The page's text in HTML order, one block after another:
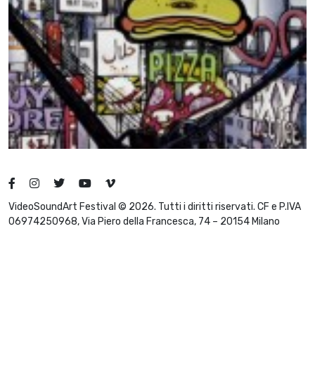
VideoSoundArt Festival © 2026. Tutti i diritti riservati. CF e P.IVA
06974250968, Via Piero della Francesca, 74 – 20154 Milano